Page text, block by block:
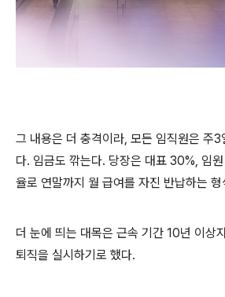
그 내용은 더 충격이라, 모든 임직원은 주
다. 임금도 깎는다. 당장은 대표 30%, 임
율로 연말까지 월 급여를 자진 반납하는 형
더 눈에 띄는 대목은 근속 기간 10년 이상
퇴직을 실시하기로 했다.